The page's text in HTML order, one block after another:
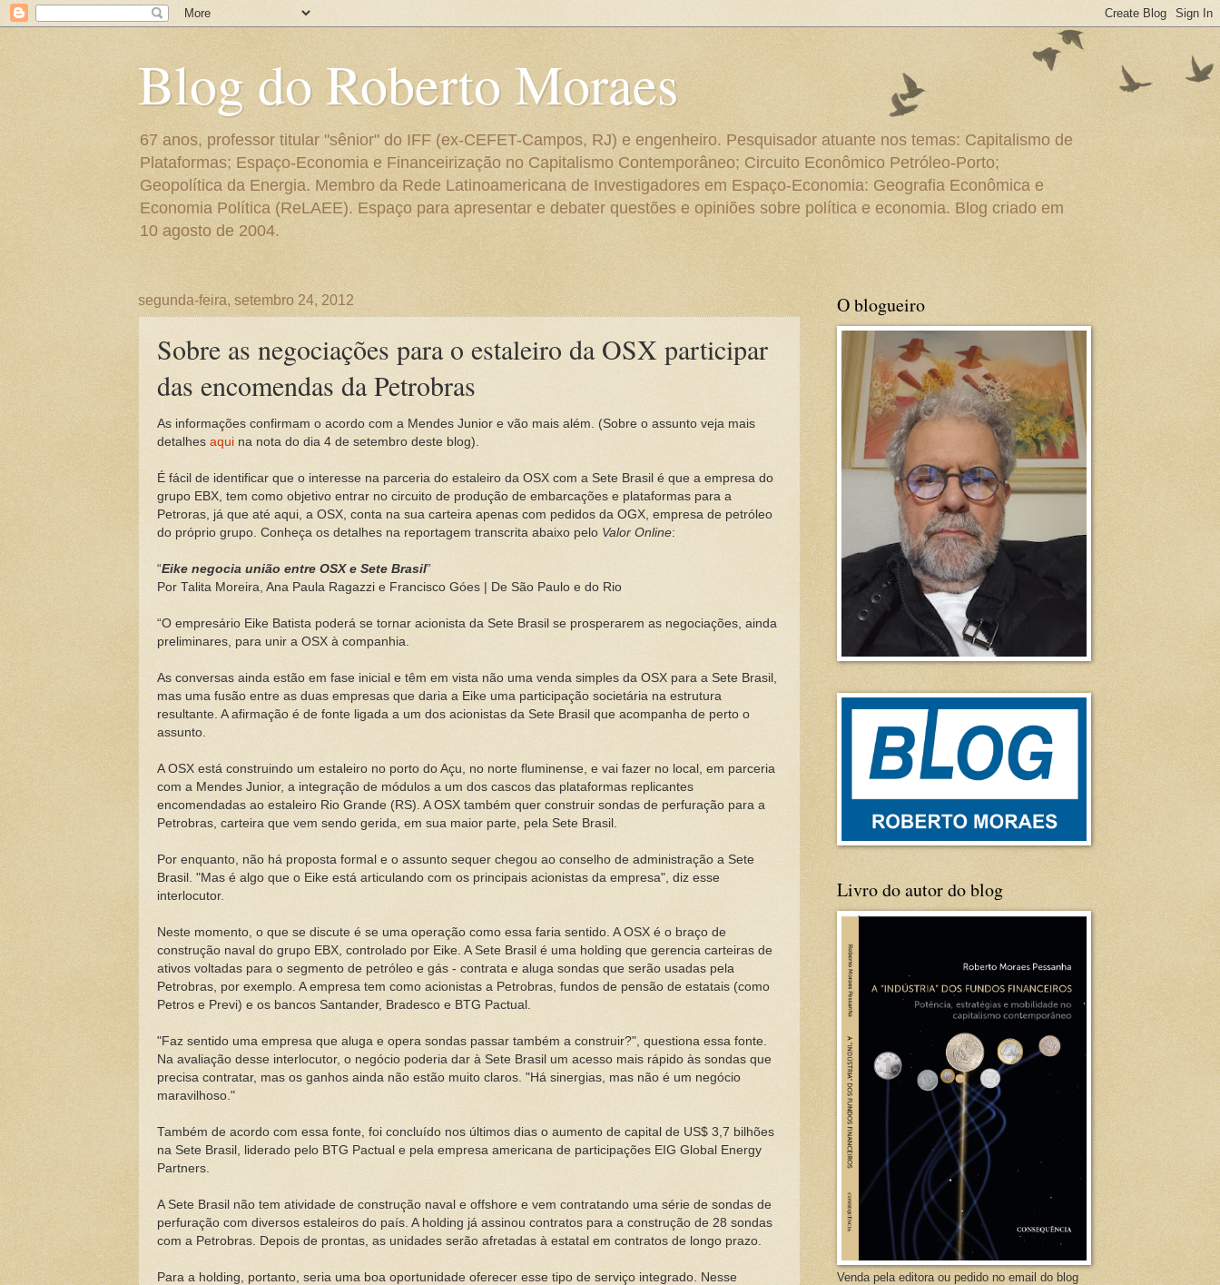
Blog do Roberto Moraes
67 anos, professor titular "sênior" do IFF (ex-CEFET-Campos, RJ) e engenheiro. Pesquisador atuante nos temas: Capitalismo de
Plataformas; Espaço-Economia e Financeirização no Capitalismo Contemporâneo; Circuito Econômico Petróleo-Porto;
Geopolítica da Energia. Membro da Rede Latinoamericana de Investigadores em Espaço-Economia: Geografia Econômica e
Economia Política (ReLAEE). Espaço para apresentar e debater questões e opiniões sobre política e economia. Blog criado em
10 agosto de 2004.
segunda-feira, setembro 24, 2012
Sobre as negociações para o estaleiro da OSX participar
das encomendas da Petrobras
As informações confirmam o acordo com a Mendes Junior e vão mais além. (Sobre o assunto veja mais
detalhes aqui na nota do dia 4 de setembro deste blog).
É fácil de identificar que o interesse na parceria do estaleiro da OSX com a Sete Brasil é que a empresa do
grupo EBX, tem como objetivo entrar no circuito de produção de embarcações e plataformas para a
Petroras, já que até aqui, a OSX, conta na sua carteira apenas com pedidos da OGX, empresa de petróleo
do próprio grupo. Conheça os detalhes na reportagem transcrita abaixo pelo Valor Online:
“Eike negocia união entre OSX e Sete Brasil”
Por Talita Moreira, Ana Paula Ragazzi e Francisco Góes | De São Paulo e do Rio
“O empresário Eike Batista poderá se tornar acionista da Sete Brasil se prosperarem as negociações, ainda
preliminares, para unir a OSX à companhia.
As conversas ainda estão em fase inicial e têm em vista não uma venda simples da OSX para a Sete Brasil,
mas uma fusão entre as duas empresas que daria a Eike uma participação societária na estrutura
resultante. A afirmação é de fonte ligada a um dos acionistas da Sete Brasil que acompanha de perto o
assunto.
A OSX está construindo um estaleiro no porto do Açu, no norte fluminense, e vai fazer no local, em parceria
com a Mendes Junior, a integração de módulos a um dos cascos das plataformas replicantes
encomendadas ao estaleiro Rio Grande (RS). A OSX também quer construir sondas de perfuração para a
Petrobras, carteira que vem sendo gerida, em sua maior parte, pela Sete Brasil.
Por enquanto, não há proposta formal e o assunto sequer chegou ao conselho de administração a Sete
Brasil. "Mas é algo que o Eike está articulando com os principais acionistas da empresa", diz esse
interlocutor.
Neste momento, o que se discute é se uma operação como essa faria sentido. A OSX é o braço de
construção naval do grupo EBX, controlado por Eike. A Sete Brasil é uma holding que gerencia carteiras de
ativos voltadas para o segmento de petróleo e gás - contrata e aluga sondas que serão usadas pela
Petrobras, por exemplo. A empresa tem como acionistas a Petrobras, fundos de pensão de estatais (como
Petros e Previ) e os bancos Santander, Bradesco e BTG Pactual.
"Faz sentido uma empresa que aluga e opera sondas passar também a construir?", questiona essa fonte.
Na avaliação desse interlocutor, o negócio poderia dar à Sete Brasil um acesso mais rápido às sondas que
precisa contratar, mas os ganhos ainda não estão muito claros. "Há sinergias, mas não é um negócio
maravilhoso."
Também de acordo com essa fonte, foi concluído nos últimos dias o aumento de capital de US$ 3,7 bilhões
na Sete Brasil, liderado pelo BTG Pactual e pela empresa americana de participações EIG Global Energy
Partners.
A Sete Brasil não tem atividade de construção naval e offshore e vem contratando uma série de sondas de
perfuração com diversos estaleiros do país. A holding já assinou contratos para a construção de 28 sondas
com a Petrobras. Depois de prontas, as unidades serão afretadas à estatal em contratos de longo prazo.
Para a holding, portanto, seria uma boa oportunidade oferecer esse tipo de serviço integrado. Nesse
O blogueiro
Livro do autor do blog
Venda pela editora ou pedido no email do blog